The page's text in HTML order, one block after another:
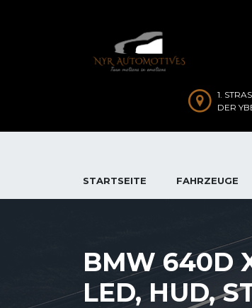
1.
ER
STARTSEITE FAHRZEUGE
BMW 640D
LED, HUD,